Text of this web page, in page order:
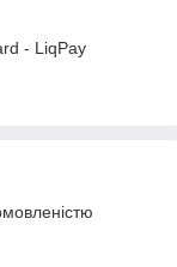
- LiqPay